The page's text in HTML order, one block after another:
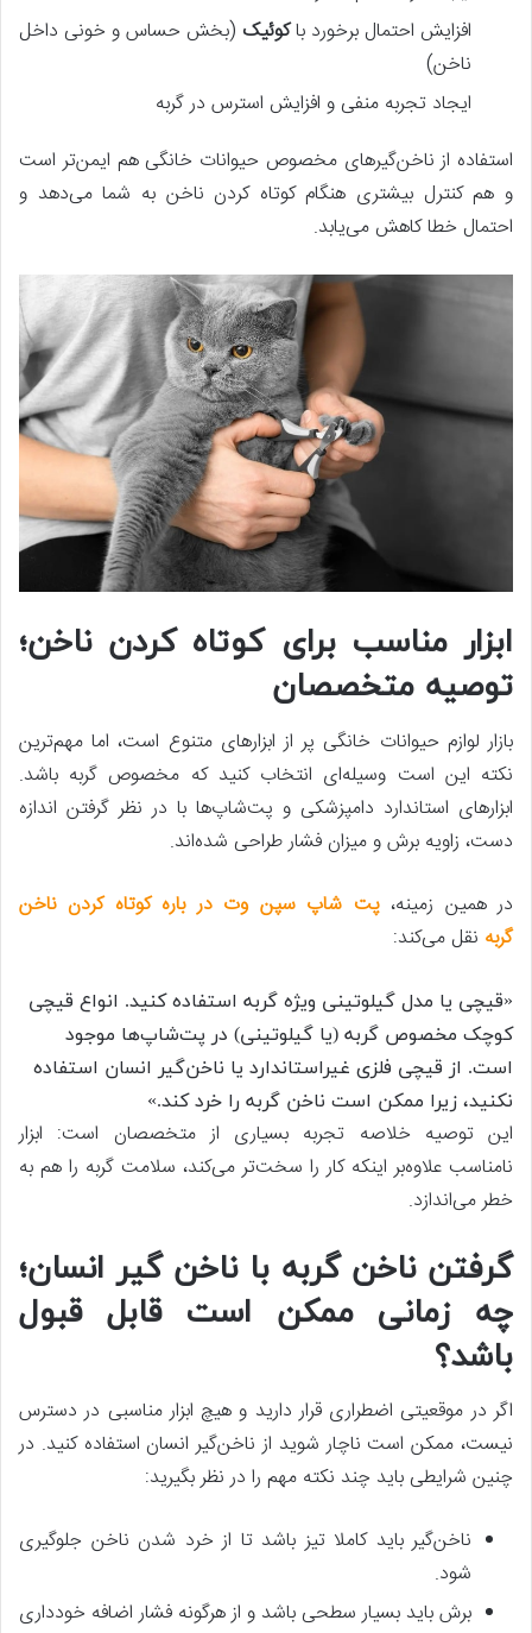
افزایش احتمال برخورد باکوئیک (بخش حساس و خونی داخل
ناخن)
ایجاد تجربه منفی و افزایش استرس در گربه
استفاده از ناخن‌گیرهای مخصوص حیوانات خانگی هم ایمن‌تر است
و هم کنترل بیشتری هنگام کوتاه کردن ناخن به شما می‌دهد و
احتمال خطا کاهش می‌یابد.
ابزار مناسب برای کوتاه کردن ناخن؛
توصیه متخصصان
بازار لوازم حیوانات خانگی پر از ابزارهای متنوع است، اما مهم‌ترین
نکته این است وسیله‌ای انتخاب کنید که مخصوص گربه باشد.
ابزارهای استاندارد دامپزشکی و پت‌شاپ‌ها با در نظر گرفتن اندازه
دست، زاویه برش و میزان فشار طراحی شده‌اند.
در همین زمینه،پت شاپ سپن وت در باره کوتاه کردن ناخن
گربه نقل می‌کند:
«قیچی یا مدل گیلوتینی ویژه گربه استفاده کنید. انواع قیچی‌
کوچک مخصوص گربه (یا گیلوتینی) در پت‌شاپ‌ها موجود
است. از قیچی فلزی غیراستاندارد یا ناخن‌گیر انسان استفاده
نکنید، زیرا ممکن است ناخن گربه را خرد کند.»
این توصیه خلاصه تجربه بسیاری از متخصصان است: ابزار
نامناسب علاوه‌بر اینکه کار را سخت‌تر می‌کند، سلامت گربه را هم به
خطر می‌اندازد.
گرفتن ناخن گربه با ناخن گیر انسان؛
چه زمانی ممکن است قابل قبول
باشد؟
اگر در موقعیتی اضطراری قرار دارید و هیچ ابزار مناسبی در دسترس
نیست، ممکن است ناچار شوید از ناخن‌گیر انسان استفاده کنید. در
چنین شرایطی باید چند نکته مهم را در نظر بگیرید:
ناخن‌گیر باید کاملا تیز باشد تا از خرد شدن ناخن جلوگیری
شود.
برش باید بسیار سطحی باشد و از هرگونه فشار اضافه خودداری